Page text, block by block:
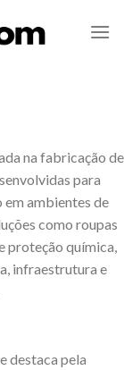
na fabricação de
para
em ambientes de
como roupas
proteção química,
infraestrutura e
destaca pela